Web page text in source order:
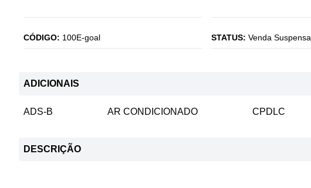
CÓDIGO: 100E-goal STATUS: Venda Suspensa
ADICIONAIS
ADS-B AR CONDICIONADO CPDLC
DESCRIÇÃO